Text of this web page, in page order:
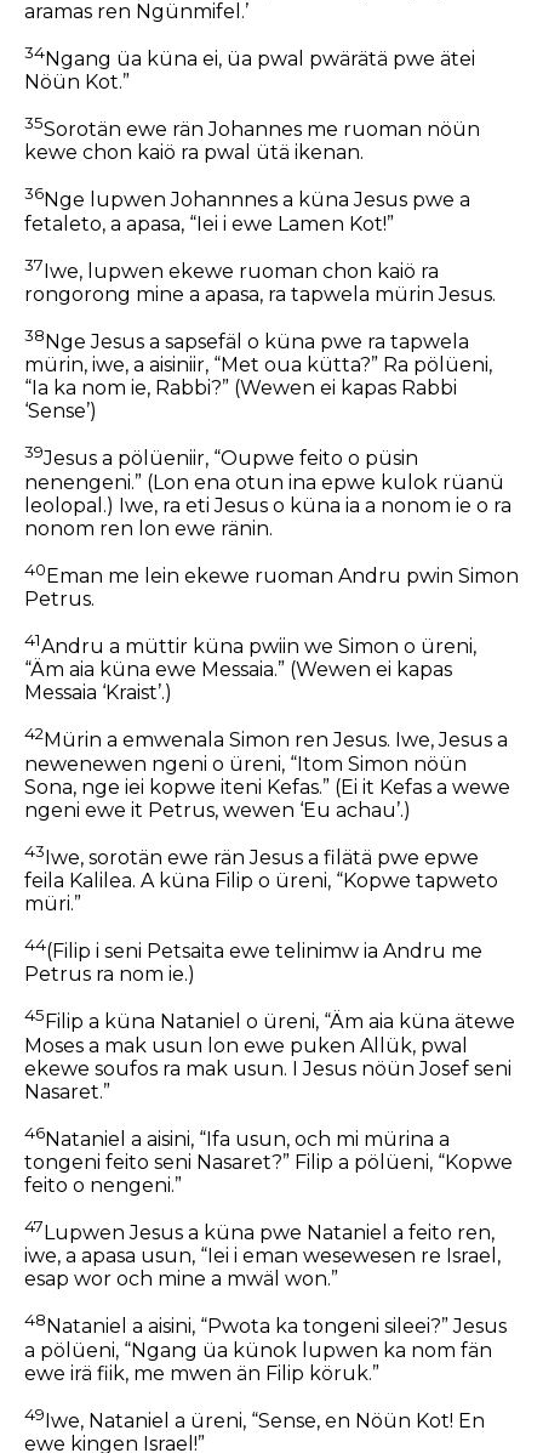
aramas ren Ngünmifel.’
34Ngang üa küna ei, üa pwal pwärätä pwe ätei
Nöün Kot.”
35Sorotän ewe rän Johannes me ruoman nöün
kewe chon kaiö ra pwal ütä ikenan.
36Nge lupwen Johannnes a küna Jesus pwe a
fetaleto, a apasa, “Iei i ewe Lamen Kot!”
37Iwe, lupwen ekewe ruoman chon kaiö ra
rongorong mine a apasa, ra tapwela mürin Jesus.
38 Nge Jesus a sapsefäl o küna pwe ra tapwela
mürin, iwe, a aisiniir, “Met oua kütta?” Ra pölüeni,
“Ia ka nom ie, Rabbi?” (Wewen ei kapas Rabbi
‘Sense’)
39Jesus a pölüeniir, “Oupwe feito o püsin
nenengeni.” (Lon ena otun ina epwe kulok rüanü
leolopal.) Iwe, ra eti Jesus o küna ia a nonom ie o ra
nonom ren lon ewe ränin.
40Eman me lein ekewe ruoman Andru pwin Simon
Petrus.
41Andru a müttir küna pwiin we Simon o üreni,
“Äm aia küna ewe Messaia.” (Wewen ei kapas
Messaia ‘Kraist’.)
42Mürin a emwenala Simon ren Jesus. Iwe, Jesus a
newenewen ngeni o üreni, “Itom Simon nöün
Sona, nge iei kopwe iteni Kefas.” (Ei it Kefas a wewe
ngeni ewe it Petrus, wewen ‘Eu achau’.)
43Iwe, sorotän ewe rän Jesus a filätä pwe epwe
feila Kalilea. A küna Filip o üreni, “Kopwe tapweto
müri.”
44(Filip i seni Petsaita ewe telinimw ia Andru me
Petrus ra nom ie.)
45 Filip a küna Nataniel o üreni, “Äm aia küna ätewe
Moses a mak usun lon ewe puken Allük, pwal
ekewe soufos ra mak usun. I Jesus nöün Josef seni
Nasaret.”
46Nataniel a aisini, “Ifa usun, och mi mürina a
tongeni feito seni Nasaret?” Filip a pölüeni, “Kopwe
feito o nengeni.”
47 Lupwen Jesus a küna pwe Nataniel a feito ren,
iwe, a apasa usun, “Iei i eman wesewesen re Israel,
esap wor och mine a mwäl won.”
48 Nataniel a aisini, “Pwota ka tongeni sileei?” Jesus
a pölüeni, “Ngang üa künok lupwen ka nom fän
ewe irä fiik, me mwen än Filip köruk.”
49Iwe, Nataniel a üreni, “Sense, en Nöün Kot! En
ewe kingen Israel!”